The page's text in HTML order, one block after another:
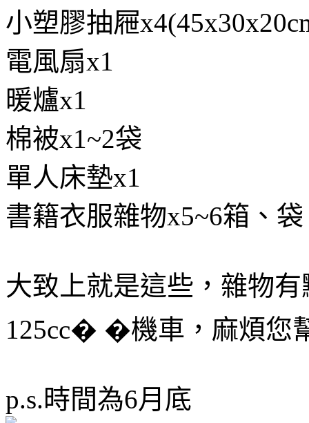
小塑膠抽屜
電風扇x1
暖爐x1
棉被x1~2袋
單人床墊x1
書籍衣服雜物x5~6箱、袋
大致上就是這些，雜物
125cc� �機車，麻煩您
p.s.時間為6月底